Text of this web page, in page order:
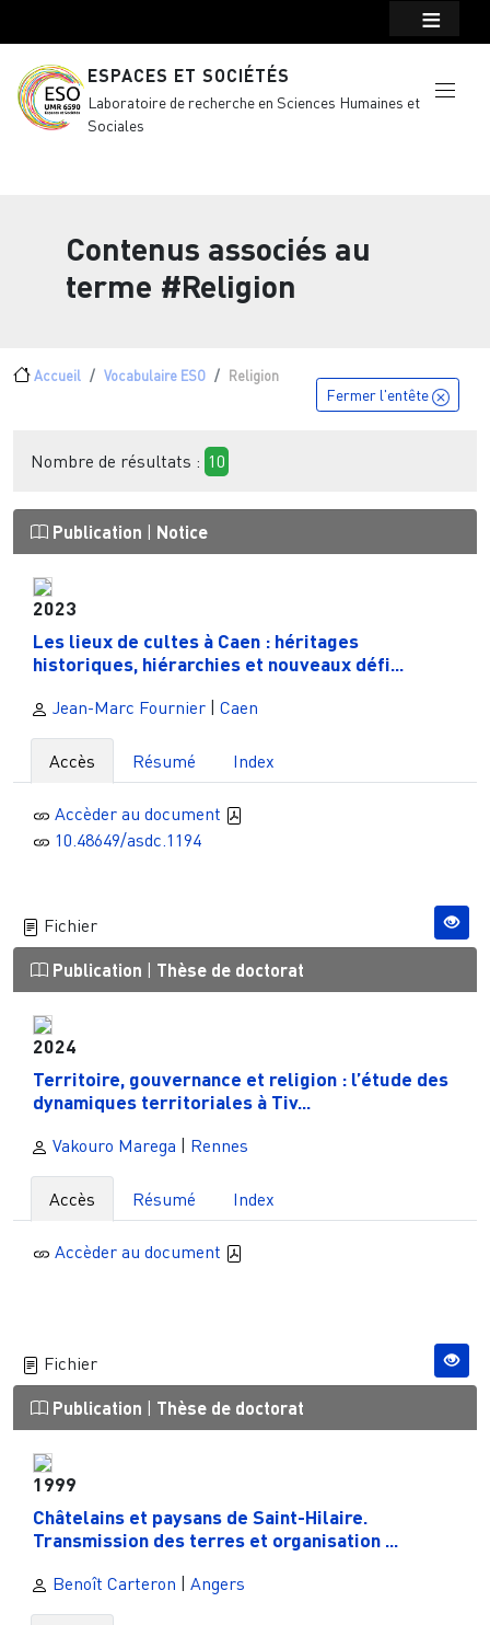
ESPACES ET SOCIÉTÉS
Laboratoire de recherche en Sciences Humaines et
Sociales
Contenus associés au
terme #Religion
Fil d'Ariane
Accueil Vocabulaire ESO Religion
Fermer l'entête
Nombre de résultats : 10
Publication Notice
2023
Les lieux de cultes à Caen : héritages
historiques, hiérarchies et nouveaux défi...
Jean-Marc Fournier Caen
Accès Résumé Index
Accèder au document
10.48649/asdc.1194
Fichier
Publication Thèse de doctorat
2024
Territoire, gouvernance et religion : l’étude des
dynamiques territoriales à Tiv...
Vakouro Marega Rennes
Accès Résumé Index
Accèder au document
Fichier
Publication Thèse de doctorat
1999
Châtelains et paysans de Saint-Hilaire.
Transmission des terres et organisation ...
Benoît Carteron Angers